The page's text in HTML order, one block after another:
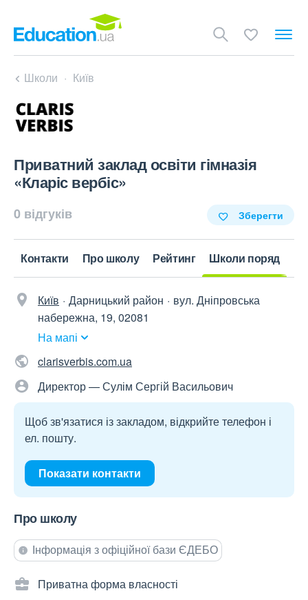
Школи Київ
Приватний заклад освіти гімназія
«Кларіс вербіс»
0 відгуків Зберегти
Контакти Про школу Рейтинг Школи поряд
Київ Дарницький район
вул. Дніпровська
набережна, 19, 02081
На мапі
clarisverbis.com.ua
Директор — Сулім Сергій Васильович
Щоб зв'язатися із закладом, відкрийте телефон і
ел. пошту.
Показати контакти
Про школу
Інформація з офіційної бази ЄДЕБО
Приватна форма власності